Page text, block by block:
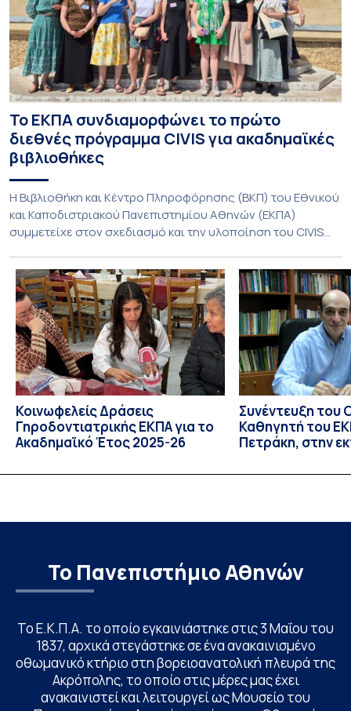
Το ΕΚΠΑ συνδιαμορφώνει το πρώτο
διεθνές πρόγραμμα CIVIS για ακαδημαϊκές
βιβλιοθήκες
Η Βιβλιοθήκη και Κέντρο Πληροφόρησης (ΒΚΠ) του Εθνικού
και Καποδιστριακού Πανεπιστημίου Αθηνών (ΕΚΠΑ)
συμμετείχε στον σχεδιασμό και την υλοποίηση του CIVIS
Libraries and Participatory Culture” (IMOTION), το οποίο
πραγματοποιήθηκε με διαδικτυακές και δια ζώσης
εκπαιδευτικές δράσεις από τις 3 Ιουνίου έως τις 10 Ιουλίου
2026. Το πρόγραμμα αποτελεί […]
Κοινωφελείς Δράσεις
Γηροδοντιατρικής ΕΚΠΑ για το
Ακαδημαϊκό Έτος 2025-26
Συνέντευξη του
Καθηγητή του
Πετράκη, στην
Το Πανεπιστήμιο Αθηνών
Το Ε.Κ.Π.Α. το οποίο εγκαινιάστηκε στις 3 Μαΐου του
1837, αρχικά στεγάστηκε σε ένα ανακαινισμένο
οθωμανικό κτήριο στη βορειοανατολική πλευρά της
Ακρόπολης, το οποίο στις μέρες μας έχει
ανακαινιστεί και λειτουργεί ως Μουσείο του